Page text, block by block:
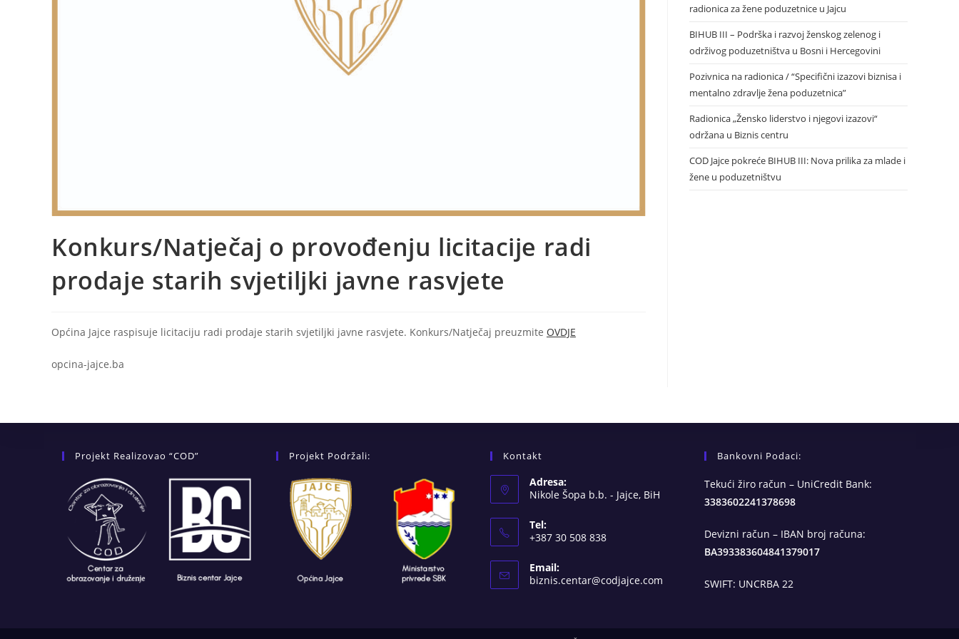
Konkurs/Natječaj o provođenju licitacije radi
prodaje starih svjetiljki javne rasvjete
Općina Jajce raspisuje licitaciju radi prodaje starih svjetiljki javne rasvjete. Konkurs/Natječaj preuzmite OVDJE
opcina-jajce.ba
radionica za žene poduzetnice u Jajcu
BIHUB III – Podrška i razvoj ženskog zelenog i
održivog poduzetništva u Bosni i Hercegovini
Pozivnica na radionica / “Specifični izazovi biznisa i
mentalno zdravlje žena poduzetnica”
Radionica „Žensko liderstvo i njegovi izazovi“
održana u Biznis centru
COD Jajce pokreće BIHUB III: Nova prilika za mlade i
žene u poduzetništvu
Projekt Realizovao “COD” Projekt Podržali: Kontakt
Adresa:
Nikole Šopa b.b. - Jajce, BiH
Tel:
+387 30 508 838
Email:
biznis.centar@codjajce.com
Bankovni Podaci:
Tekući žiro račun – UniCredit Bank:
3383602241378698
Devizni račun – IBAN broj računa:
BA393383604841379017
SWIFT: UNCRBA 22